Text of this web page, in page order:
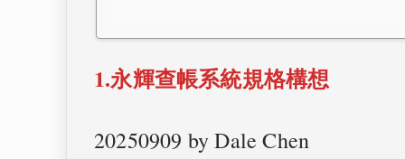
1.永輝查帳系統規格構想
20250909 by Dale Chen